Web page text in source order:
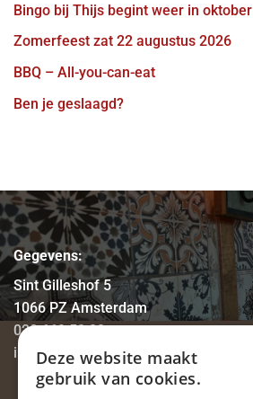
Bingo bij Thijs begint weer in oktober
Zomerfeest zat 22 augustus 2026
BBQ – All-you-can-eat
Ben je geslaagd?
Gegevens:
Sint Gilleshof 5
1066 PZ Amsterdam
020 669 58 80
info@eetcafe-thijs.nl
Deze website maakt
gebruik van cookies.